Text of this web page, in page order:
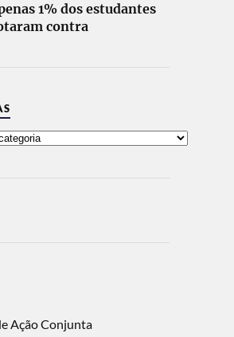
1% dos estudantes
contra
Ação Conjunta